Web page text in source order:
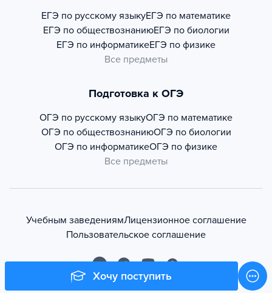
Хочу поступить
ЕГЭ по русскому языкуЕГЭ по математике
ЕГЭ по обществознаниюЕГЭ по биологии
ЕГЭ по информатикеЕГЭ по физике
Все предметы
Подготовка к ОГЭ
ОГЭ по русскому языкуОГЭ по математике
ОГЭ по обществознаниюОГЭ по биологии
ОГЭ по информатикеОГЭ по физике
Все предметы
Учебным заведениямЛицензионное соглашение
Пользовательское соглашение